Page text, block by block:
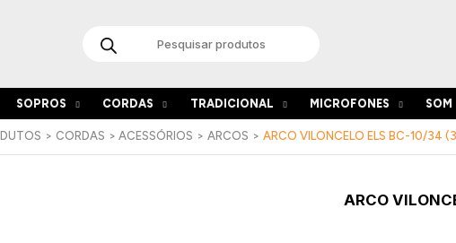
search
SOPROS CORDAS TRADICIONAL MICROFONES SOM
CORDAS ACESSÓRIOS ARCOS ARCO VILONCELO ELS BC-10/34
ARCO
de